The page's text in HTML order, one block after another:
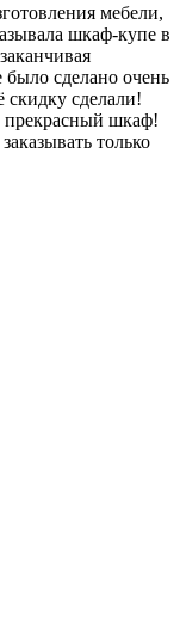
мебели,
шкаф-купе в
сделано очень
сделали!
прекрасный шкаф!
только